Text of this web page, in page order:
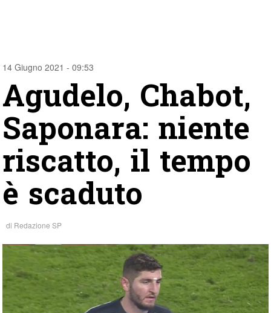
14 Giugno 2021 - 09:53
Agudelo, Chabot,
Saponara: niente
riscatto, il tempo
è scaduto
di Redazione SP